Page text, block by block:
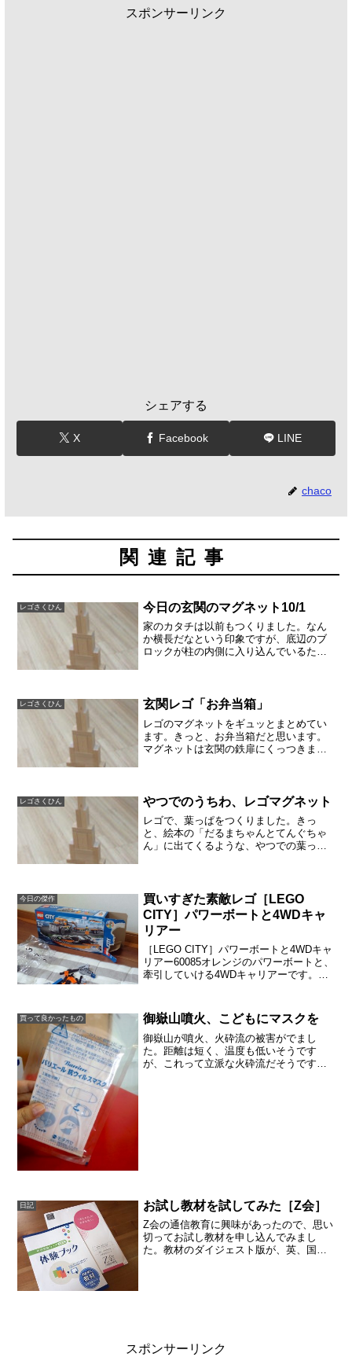
スポンサーリンク
シェアする
X Facebook LINE
chaco
関連記事
レゴさくひん 今日の玄関のマグネット10/1
家のカタチは以前もつくりました。なん
か横長だなという印象ですが、底辺のブ
ロックが柱の内側に入り込んでいるため
したい主人が子供をせかし...
レゴさくひん 玄関レゴ「お弁当箱」
レゴのマグネットをギュッとまとめてい
ます。きっと、お弁当箱だと思います。
マグネットは玄関の鉄扉にくっつきます
ね。
レゴさくひん やつでのうちわ、レゴマグネット
レゴで、葉っぱをつくりました。きっ
と、絵本の「だるまちゃんとてんぐちゃ
ん」に出てくるような、やつでの葉っぱ
ほしそうにしてますが、葉っ...
今日の傑作
買いすぎた素敵レゴ［LEGO
CITY］パワーボートと4WDキャ
リアー
［LEGO CITY］パワーボートと4WDキャ
リアー60085オレンジのパワーボートと、
牽引していける4WDキャリアーです。ボ
のに限定されがちですが、牽引車が一緒
なので...
買って良かったもの 御嶽山噴火、こどもにマスクを
御嶽山が噴火、火砕流の被害がでまし
た。距離は短く、温度も低いそうです
が、これって立派な火砕流だそうです。
日記 お試し教材を試してみた［Z会］
Z会の通信教育に興味があったので、思い
切ってお試し教材を申し込んでみまし
た。教材のダイジェスト版が、英、国、
スポンサーリンク